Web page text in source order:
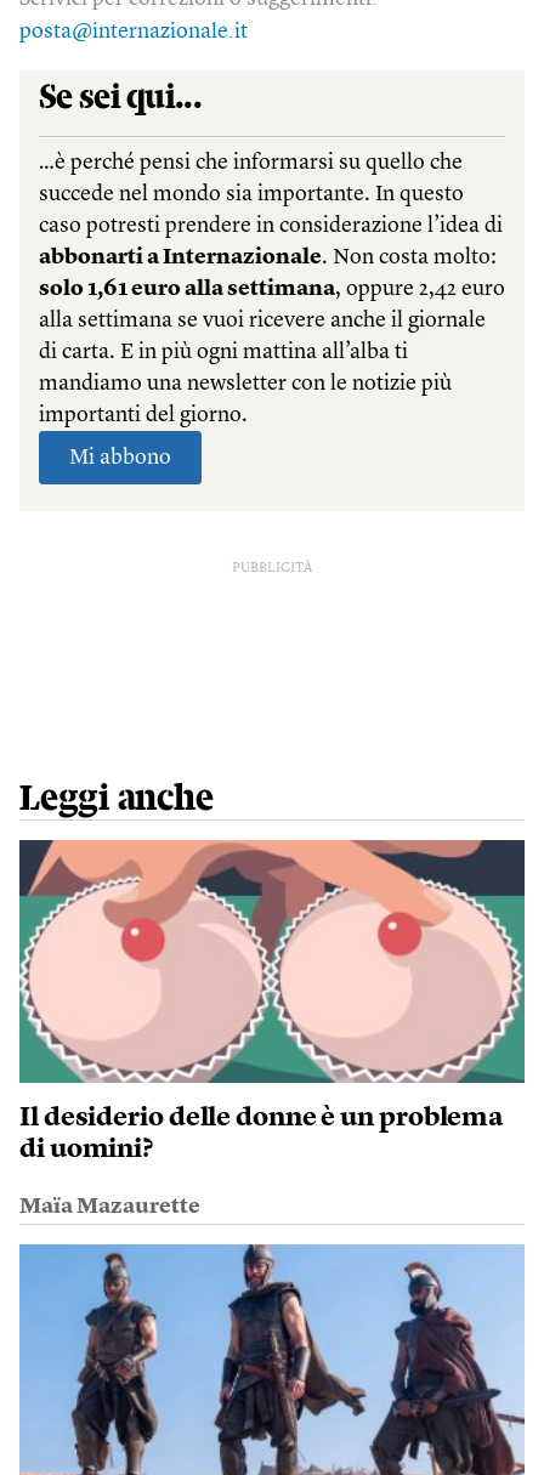
posta@internazionale.it
PUBBLICITÀ
Leggi anche
Il desiderio delle donne è un problema
di uomini?
Maïa Mazaurette